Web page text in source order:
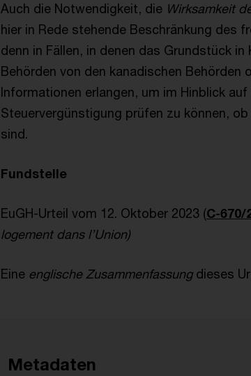
Auch die Notwendigkeit, die Wirksamkeit
hier in Rede stehende Beschränkung des
denn in Fällen, in denen das Grundstück
Behörden von den kanadischen Behörden
Informationen erlangen, um im Hinblick
Steuervergünstigung prüfen zu können,
sind.
Fundstelle
EuGH-Urteil vom 12. Oktober 2023 (C-670/
logement dans l’Union)
Eine englische Zusammenfassung dieses
Metadaten